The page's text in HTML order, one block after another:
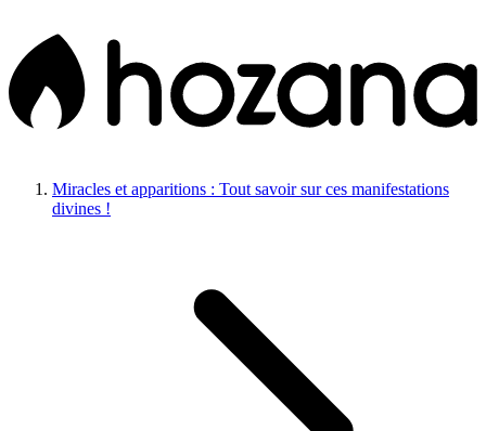
Miracles et apparitions : Tout savoir sur ces manifestations
divines !